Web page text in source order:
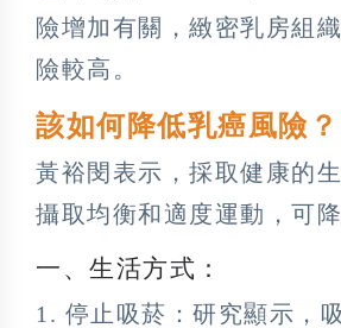
險增加有關，緻密乳房組
險較高。
該如何降低乳癌風險？
黃裕閔表示，採取健康的
攝取均衡和適度運動，可
一、生活方式：
1. 停止吸菸：研究顯示，